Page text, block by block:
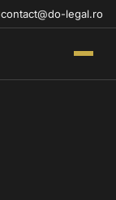
contact@do-legal.ro